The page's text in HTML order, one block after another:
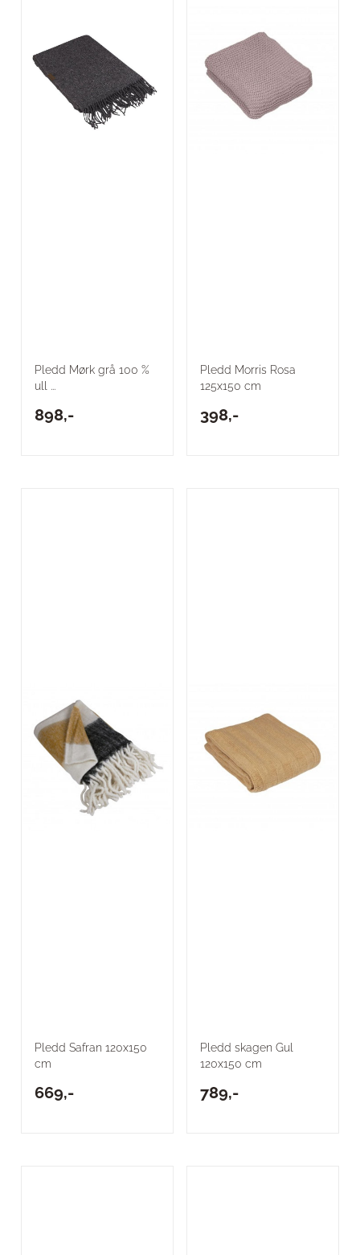
Pledd Mørk grå 100 %
ull ...
898,-
Pledd Morris Rosa
125x150 cm
398,-
Pledd Safran 120x150
cm
669,-
Pledd skagen Gul
120x150 cm
789,-